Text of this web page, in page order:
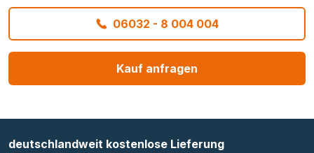
06032 - 8 004 004
Kauf anfragen
deutschlandweit kostenlose Lieferung